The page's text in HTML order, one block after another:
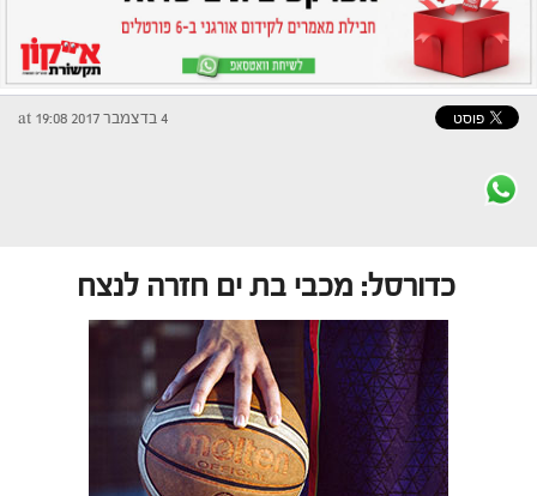
4 בדצמבר 2017 at 19:08
כדורסל: מכבי בת ים חזרה לנצח